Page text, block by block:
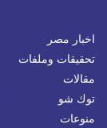
اخبار مصر
تحقيقات وملفات
مقالات
توك شو
منوعات